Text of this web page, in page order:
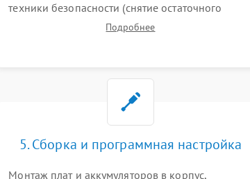
техники безопасности (снятие остаточного
заряда). Очистка плат, радиаторов и кулеров от
Подробнее
5. Сборка и программная настройка
Монтаж плат и аккумуляторов в корпус,